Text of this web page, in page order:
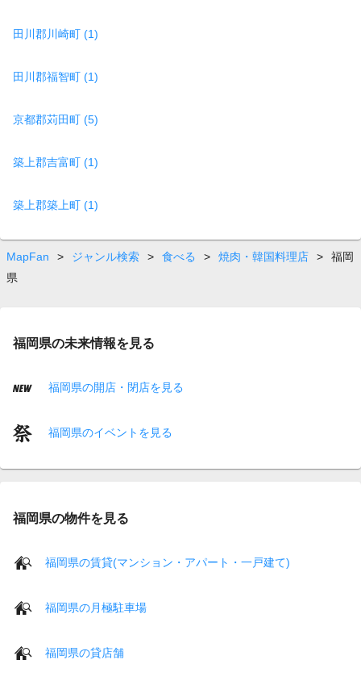
田川郡川崎町 (1)
田川郡福智町 (1)
京都郡苅田町 (5)
築上郡吉富町 (1)
築上郡築上町 (1)
MapFan > ジャンル検索 > 食べる > 焼肉・韓国料理店 >
福岡
県
福岡県の未来情報を見る
福岡県の開店・閉店を見る
福岡県のイベントを見る
福岡県の物件を見る
福岡県の賃貸(マンション・アパート・一戸建て)
福岡県の月極駐車場
福岡県の貸店舗